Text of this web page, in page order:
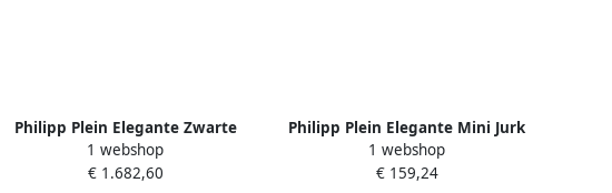
Philipp Plein Elegante Zwarte
Blazer voor Vrouwen Black
Dames
1 webshop
€ 1.682,60
Philipp Plein Elegante Mini Jurk
met Schouder Verkleuring Black
Dames
1 webshop
€ 159,24